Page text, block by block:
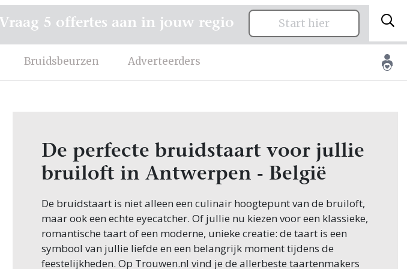
Bruidsbeurzen Adverteerders
Vraag 5 offertes aan in jouw regio Start hier
De perfecte bruidstaart voor jullie
bruiloft in Antwerpen - België
De bruidstaart is niet alleen een culinair hoogtepunt van de bruiloft,
maar ook een echte eyecatcher. Of jullie nu kiezen voor een klassieke,
romantische taart of een moderne, unieke creatie: de taart is een
symbool van jullie liefde en een belangrijk moment tijdens de
feestelijkheden. Op Trouwen.nl vind je de allerbeste taartenmakers